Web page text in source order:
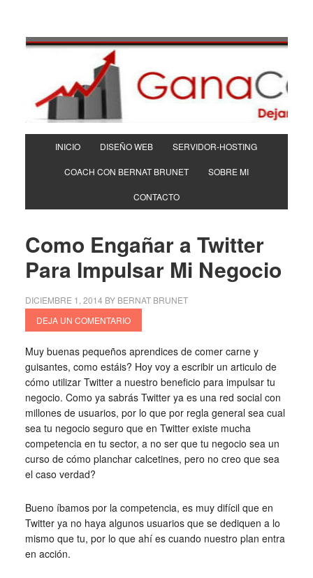
INICIO DISEÑO WEB SERVIDOR-HOSTING
COACH CON BERNAT BRUNET SOBRE MI
CONTACTO
Como Engañar a Twitter
Para Impulsar Mi Negocio
DICIEMBRE 1, 2014 BY BERNAT BRUNET
DEJA UN COMENTARIO
Muy buenas pequeños aprendices de comer carne y
guisantes, como estáis? Hoy voy a escribir un articulo de
cómo utilizar Twitter a nuestro beneficio para impulsar tu
negocio. Como ya sabrás Twitter ya es una red social con
millones de usuarios, por lo que por regla general sea cual
sea tu negocio seguro que en Twitter existe mucha
competencia en tu sector, a no ser que tu negocio sea un
curso de cómo planchar calcetines, pero no creo que sea
el caso verdad?
Bueno íbamos por la competencia, es muy difícil que en
Twitter ya no haya algunos usuarios que se dediquen a lo
mismo que tu, por lo que ahí es cuando nuestro plan entra
en acción.